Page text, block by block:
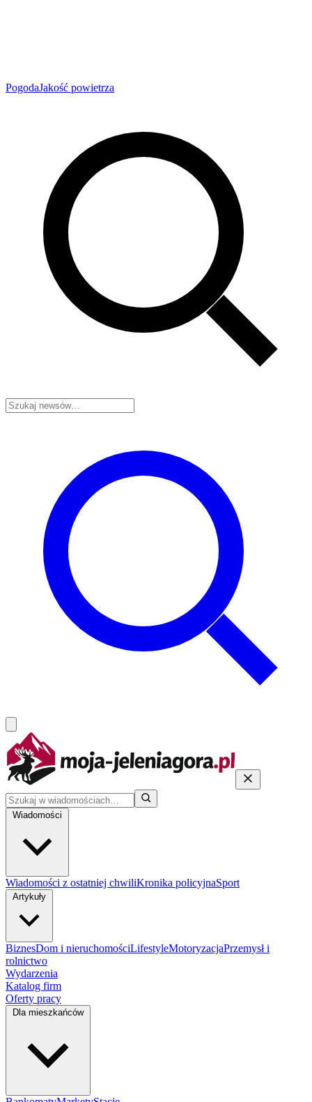
PogodaJakość powietrza
Wiadomości
Wiadomości z ostatniej chwiliKronika policyjnaSport
Artykuły
BiznesDom i nieruchomościLifestyleMotoryzacjaPrzemysł i
rolnictwo
Wydarzenia
Katalog firm
Oferty pracy
Dla mieszkańców